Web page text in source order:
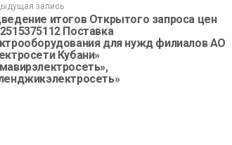
запись
итогов Открытого запроса цен
Поставка
для нужд филиалов АО
Кубани»